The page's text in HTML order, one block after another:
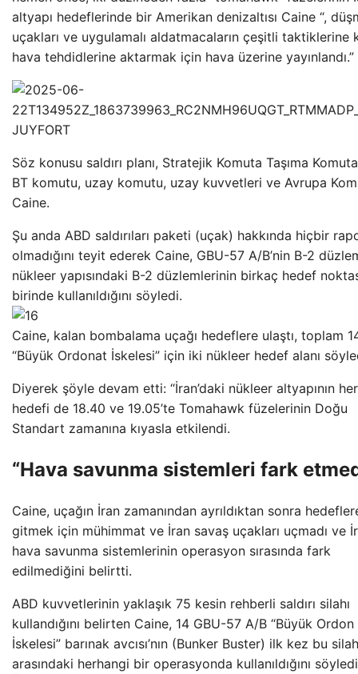
altyapı hedeflerinde bir Amerikan denizaltısı Caine “,
uçakları ve uygulamalı aldatmacaların çeşitli taktiklerine
hava tehdidlerine aktarmak için hava üzerine
Söz konusu saldırı planı, Stratejik Komuta Taşıma
BT komutu, uzay komutu, uzay kuvvetleri ve Avrupa
Caine.
Şu anda ABD saldırıları paketi (uçak) hakkında hiçbir
olmadığını teyit ederek Caine, GBU-57 A/B’nin B-2
nükleer yapısındaki B-2 düzlemlerinin birkaç hedef
birinde kullanıldığını söyledi.
Caine, kalan bombalama uçağı hedeflere ulaştı, toplam
“Büyük Ordonat İskelesi” için iki nükleer hedef alanı
Diyerek şöyle devam etti: “İran’daki nükleer altyapının
hedefi de 18.40 ve 19.05’te Tomahawk füzelerinin Doğu
Standart zamanına kıyasla etkilendi.
“Hava savunma sistemleri fark
Caine, uçağın İran zamanından ayrıldıktan sonra
gitmek için mühimmat ve İran savaş uçakları uçmadı ve
hava savunma sistemlerinin operasyon sırasında fark
edilmediğini belirtti.
ABD kuvvetlerinin yaklaşık 75 kesin rehberli saldırı silahı
kullandığını belirten Caine, 14 GBU-57 A/B “Büyük Ordon
İskelesi” barınak avcısı’nın (Bunker Buster) ilk kez bu
arasındaki herhangi bir operasyonda kullanıldığını